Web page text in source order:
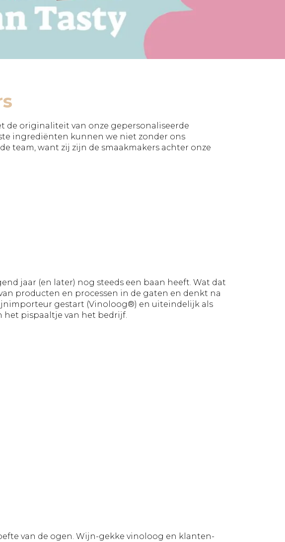
Huwelijk
Jubileum
Sorry
Sterkte
Succes
schoonmaakwerk
Productiemedewerker
bestellen
Verzenden
snijmaskers
Partners
de originaliteit van onze gepersonaliseerde
ingrediënten kunnen we niet zonder ons
team, want zij zijn de smaakmakers achter onze
jaar (en later) nog steeds een baan heeft. Wat dat
producten en processen in de gaten en denkt na
gestart (Vinoloog®) en uiteindelijk als
het pispaaltje van het bedrijf.
van de ogen. Wijn-gekke vinoloog en klanten-